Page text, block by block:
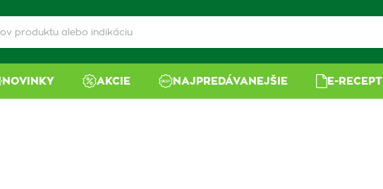
NOVINKY AKCIE NAJPREDÁVANEJŠIE E-RECEPT